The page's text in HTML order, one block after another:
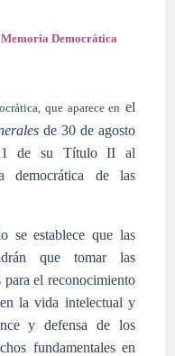
Democrática
que aparece en el
de 30 de agosto
de su Título II al
democrática de las
se establece que las
que tomar las
para el reconocimiento
la vida intelectual y
y defensa de los
fundamentales en